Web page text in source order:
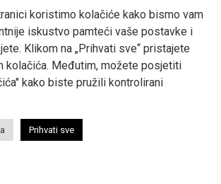
NEWSLETTER
o našem radu prijavite se na
koristimo kolačiće kako bismo vam
iskustvo pamteći vaše postavke i
Klikom na „Prihvati sve“ pristajete
kolačića. Međutim, možete posjetiti
kako biste pružili kontrolirani
Prihvati sve